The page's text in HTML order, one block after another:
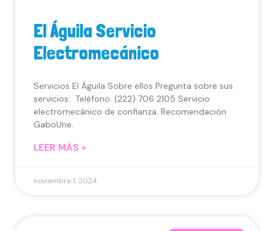
El Águila Servicio
Electromecánico
Servicios El Águila Sobre ellos Pregunta sobre sus
servicios: Teléfono: (222) 706 2105 Servicio
electromecánico de confianza. Recomendación
GaboUne.
LEER MÁS »
noviembre 1, 2024